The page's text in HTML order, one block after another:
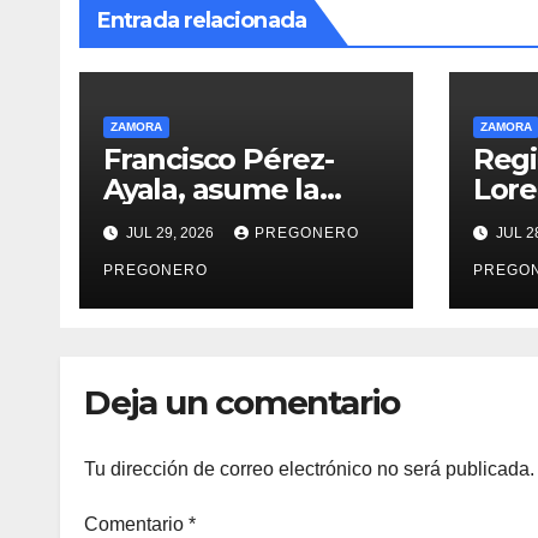
Entrada relacionada
ZAMORA
Francisco Pérez-
Ayala, asume la
Presidencia del
Club Rotario
Zamora Industrial,
para el periodo
JUL 29, 2026 PREGONERO
PREGONERO
ZAMORA
JUL
Deja un comentario
Tu dirección de correo electrónico no será publicada.
Comentario *